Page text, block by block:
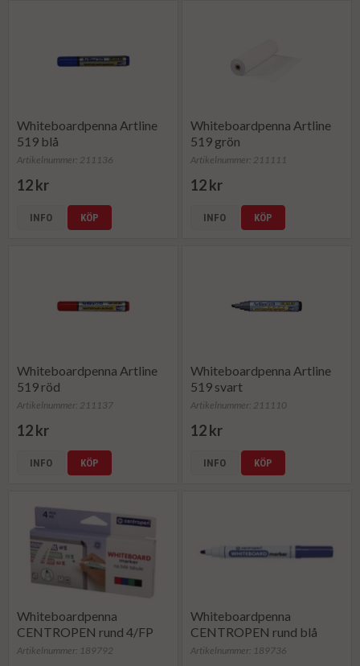
Whiteboardpenna Artline
519 blå
Artikelnummer: 211136
12 kr
INFO KÖP
Whiteboardpenna Artline
519 grön
Artikelnummer: 211111
12 kr
INFO KÖP
Whiteboardpenna Artline
519 röd
Artikelnummer: 211137
12 kr
INFO KÖP
Whiteboardpenna Artline
519 svart
Artikelnummer: 211110
12 kr
INFO KÖP
Whiteboardpenna
CENTROPEN rund 4/FP
Artikelnummer: 189792
Whiteboardpenna
CENTROPEN rund blå
Artikelnummer: 189736